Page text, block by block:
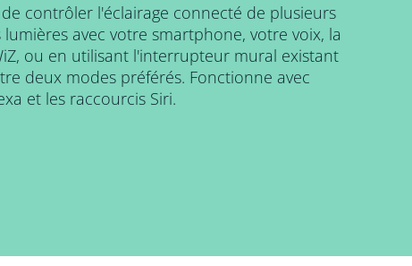
contrôler l'éclairage connecté de plusieurs
lumières avec votre smartphone, votre voix, la
ou en utilisant l'interrupteur mural existant
deux modes préférés. Fonctionne avec
et les raccourcis Siri.